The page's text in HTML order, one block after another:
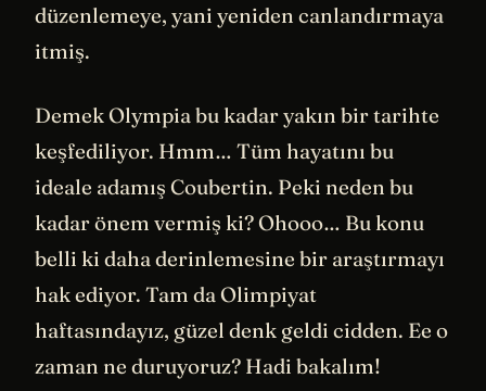
düzenlemeye, yani yeniden canlandırmaya
itmiş.
Demek Olympia bu kadar yakın bir tarihte
keşfediliyor. Hmm… Tüm hayatını bu
ideale adamış Coubertin. Peki neden bu
kadar önem vermiş ki? Ohooo… Bu konu
belli ki daha derinlemesine bir araştırmayı
hak ediyor. Tam da Olimpiyat
haftasındayız, güzel denk geldi cidden. Ee o
zaman ne duruyoruz? Hadi bakalım!